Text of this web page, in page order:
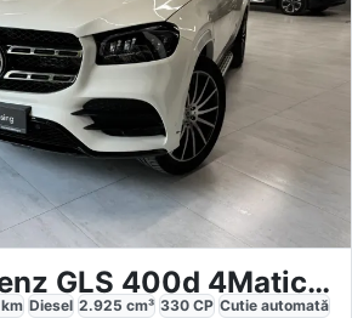
Mercedes-Benz GLS 400d 4Matic 9G-TRONIC Exclusive
km Diesel 2.925 cm³ 330 CP Cutie automată